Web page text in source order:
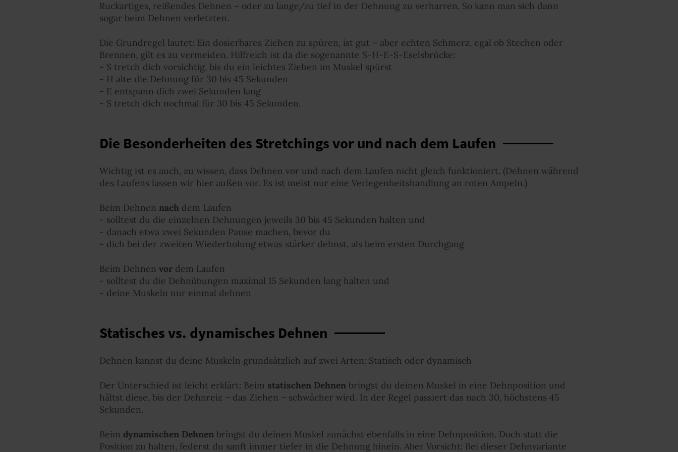
Ruckartiges, reißendes Dehnen – oder zu lange/zu tief in der Dehnung zu verharren. So kann man sich dann
sogar beim Dehnen verletzten.
Die Grundregel lautet: Ein dosierbares Ziehen zu spüren, ist gut – aber echten Schmerz, egal ob Stechen oder
Brennen, gilt es zu vermeiden. Hilfreich ist da die sogenannte S-H-E-S-Eselsbrücke:
- S tretch dich vorsichtig, bis du ein leichtes Ziehen im Muskel spürst
- H alte die Dehnung für 30 bis 45 Sekunden
- E entspann dich zwei Sekunden lang
- S tretch dich nochmal für 30 bis 45 Sekunden.
Die Besonderheiten des Stretchings vor und nach dem Laufen
Wichtig ist es auch, zu wissen, dass Dehnen vor und nach dem Laufen nicht gleich funktioniert. (Dehnen während
des Laufens lassen wir hier außen vor. Es ist meist nur eine Verlegenheitshandlung an roten Ampeln.)
Beim Dehnen nach dem Laufen
- solltest du die einzelnen Dehnungen jeweils 30 bis 45 Sekunden halten und
- danach etwa zwei Sekunden Pause machen, bevor du
- dich bei der zweiten Wiederholung etwas stärker dehnst, als beim ersten Durchgang
Beim Dehnen vor dem Laufen
- solltest du die Dehnübungen maximal 15 Sekunden lang halten und
- deine Muskeln nur einmal dehnen
Statisches vs. dynamisches Dehnen
Dehnen kannst du deine Muskeln grundsätzlich auf zwei Arten: Statisch oder dynamisch
Der Unterschied ist leicht erklärt: Beim statischen Dehnen bringst du deinen Muskel in eine Dehnposition und
hältst diese, bis der Dehnreiz – das Ziehen – schwächer wird. In der Regel passiert das nach 30, höchstens 45
Sekunden.
Beim dynamischen Dehnen bringst du deinen Muskel zunächst ebenfalls in eine Dehnposition. Doch statt die
Position zu halten, federst du sanft immer tiefer in die Dehnung hinein. Aber Vorsicht: Bei dieser Dehnvariante